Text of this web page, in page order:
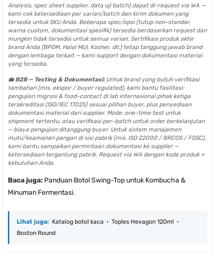
Analysis, spec sheet supplier, data uji batch) dapat di-request via WA —
kami cek ketersediaan per varian/batch dan kirim dokumen yang
tersedia untuk SKU Anda. Beberapa spec/opsi (tutup non-standar,
warna custom, dokumentasi spesifik) tersedia berdasarkan request dan
mungkin tidak tersedia untuk semua varian. Sertifikasi produk akhir
brand Anda (BPOM, Halal MUI, Kosher, dll.) tetap tanggung jawab brand
dengan lembaga terkait — kami support dengan dokumentasi material
yang tersedia.
💼 B2B — Testing & Dokumentasi:Untuk brand yang butuh verifikasi
tambahan (mis. ekspor / buyer regulated), kami bantu fasilitasi:
pengujian migrasi & food-contact di lab internasional pihak ketiga
terakreditasi (ISO/IEC 17025) sesuai pilihan buyer, plus penyediaan
dokumentasi material dari supplier. Mode: one-time test untuk
shipment tertentu, atau verifikasi per-batch untuk order berkelanjutan
— biaya pengujian ditanggung buyer. Untuk sistem manajemen
mutu/keamanan pangan di sisi pabrik (mis. ISO 22000 / BRCGS / FSSC),
kami bantu sampaikan permintaan dokumentasi ke supplier —
ketersediaan tergantung pabrik. Request via WA dengan kode produk +
kebutuhan Anda.
Baca juga: Panduan Botol Swing-Top untuk Kombucha &
Minuman Fermentasi.
Lihat juga: Katalog botol kaca ·Toples Hexagon 120ml ·
Boston Round